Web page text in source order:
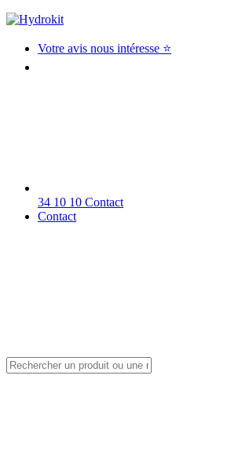
Votre avis nous intéresse ⭐
34 10 10 Contact
Contact